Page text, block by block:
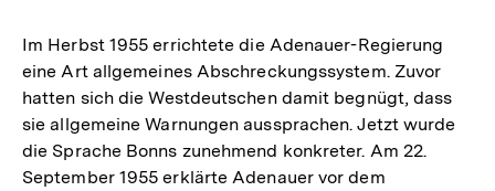
Im Herbst 1955 errichtete die Adenauer-Regierung
eine Art allgemeines Abschreckungssystem. Zuvor
hatten sich die Westdeutschen damit begnügt, dass
sie allgemeine Warnungen aussprachen. Jetzt wurde
die Sprache Bonns zunehmend konkreter. Am 22.
September 1955 erklärte Adenauer vor dem